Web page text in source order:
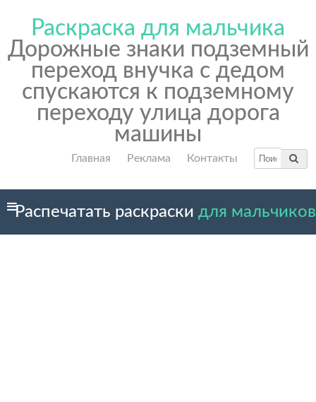
Раскраска для мальчика
Дорожные знаки подземный
переход внучка с дедом
спускаются к подземному
переходу улица дорога
машины
Главная Реклама Контакты
Распечатать раскраски для мальчиков